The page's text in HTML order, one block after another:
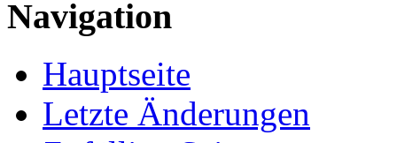
Navigation
Hauptseite
Letzte Änderungen